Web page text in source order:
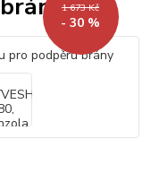
1 673 Kč
- 30 %